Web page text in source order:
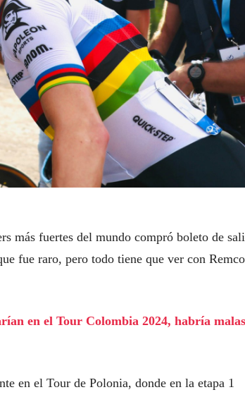
más fuertes del mundo compró boleto de
fue raro, pero todo tiene que ver con Remco
en el Tour Colombia 2024, habría malas
en el Tour de Polonia, donde en la etapa 1